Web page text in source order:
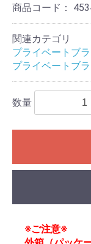
商品コード：
関連カテゴリ
プライベートブ
プライベートブ
数量
※ご注意※